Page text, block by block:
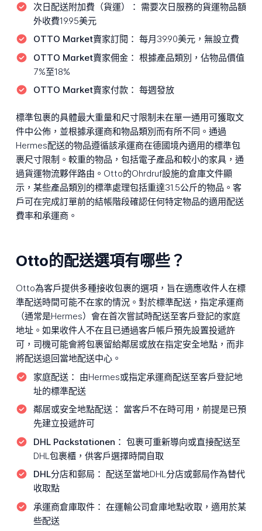
次日配送附加費（貨運）： 需要次日服務的貨運物品額
外收費19.95美元
OTTO Market賣家訂閱： 每月39.90美元，無設立費
OTTO Market賣家佣金： 根據產品類別，佔物品價值
7%至18%
OTTO Market賣家付款： 每週發放
標準包裹的具體最大重量和尺寸限制未在單一通用可獲取文
件中公佈，並根據承運商和物品類別而有所不同。通過
Hermes配送的物品遵循該承運商在德國境內適用的標準包
裹尺寸限制。較重的物品，包括電子產品和較小的家具，通
過貨運物流夥伴路由。Otto的Ohrdruf設施的倉庫文件顯
示，某些產品類別的標準處理包括重達31.5公斤的物品。客
戶可在完成訂單前的結帳階段確認任何特定物品的適用配送
費率和承運商。
Otto的配送選項有哪些？
Otto為客戶提供多種接收包裹的選項，旨在適應收件人在標
準配送時間可能不在家的情況。對於標準配送，指定承運商
（通常是Hermes）會在首次嘗試時配送至客戶登記的家庭
地址。如果收件人不在且已通過客戶帳戶預先設置投遞許
可，司機可能會將包裹留給鄰居或放在指定安全地點，而非
將配送退回當地配送中心。
家庭配送： 由Hermes或指定承運商配送至客戶登記地
址的標準配送
鄰居或安全地點配送： 當客戶不在時可用，前提是已預
先建立投遞許可
DHL Packstationen： 包裹可重新導向或直接配送至
DHL包裹櫃，供客戶選擇時間自取
DHL分店和郵局： 配送至當地DHL分店或郵局作為替代
收取點
承運商倉庫取件： 在運輸公司倉庫地點收取，適用於某
些配送